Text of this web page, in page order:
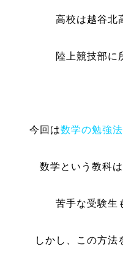
高校は越谷北
陸上競技部に
今回は数学の勉強法
数学という教科
苦手な受験生
しかし、この方法